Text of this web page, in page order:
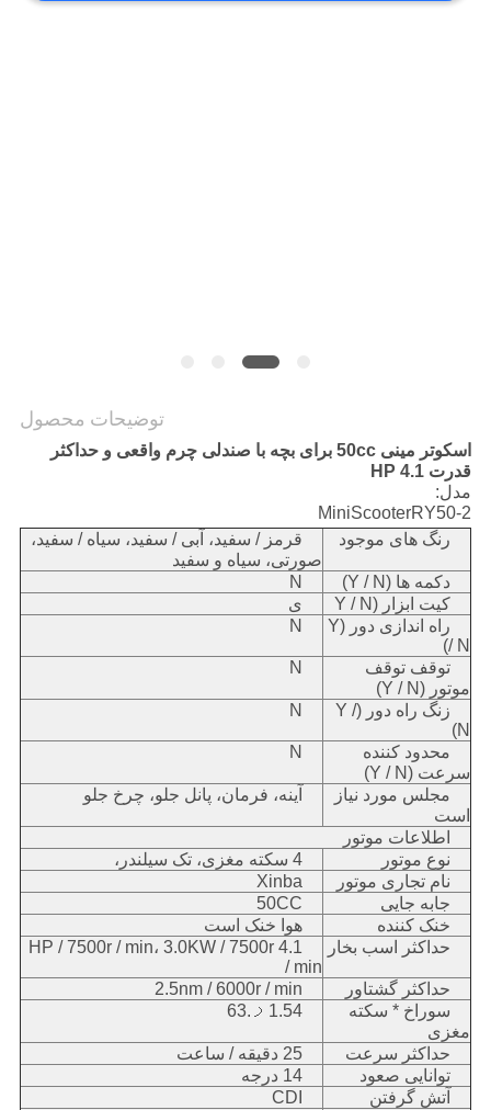
توضیحات محصول
اسکوتر مینی 50cc برای بچه با صندلی چرم واقعی و حداکثر
قدرت 4.1 HP
مدل:
MiniScooterRY50-2
رنگ های موجود
قرمز / سفید، آبی / سفید، سیاه / سفید،
صورتی، سیاه و سفید
دکمه ها (Y / N)
N
کیت ابزار (Y / N
ی
راه اندازی دور (Y
/ N)
N
توقف توقف
موتور (Y / N)
N
زنگ راه دور (Y /
N)
N
محدود کننده
سرعت (Y / N)
N
مجلس مورد نیاز
است
آینه، فرمان، پانل جلو، چرخ جلو
اطلاعات موتور
نوع موتور
4 سکته مغزی، تک سیلندر،
نام تجاری موتور
Xinba
جابه جایی
50CC
خنک کننده
هوا خنک است
حداکثر اسب بخار
4.1 HP / 7500r / min، 3.0KW / 7500r
/ min
حداکثر گشتاور
2.5nm / 6000r / min
سوراخ * سکته
مغزی
1.54ࡧ.63
حداکثر سرعت
25 دقیقه / ساعت
توانایی صعود
14 درجه
آتش گرفتن
CDI